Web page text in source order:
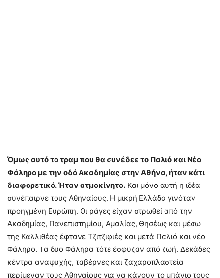
Όμως αυτό το τραμ που θα συνέδεε το Παλιό και Νέο
Φάληρο με την οδό Ακαδημίας στην Αθήνα, ήταν κάτι
διαφορετικό. Ήταν ατμοκίνητο. Και μόνο αυτή η ιδέα
συνέπαιρνε τους Αθηναίους. Η μικρή Ελλάδα γινόταν
προηγμένη Ευρώπη. Οι ράγες είχαν στρωθεί από την
Ακαδημίας, Πανεπιστημίου, Αμαλίας, Θησέως και μέσω
της Καλλιθέας έφτανε Τζιτζιφιές και μετά Παλιό και νέο
Φάληρο. Τα δυο Φάληρα τότε έσφυζαν από ζωή. Δεκάδες
κέντρα αναψυχής, ταβέρνες και ζαχαροπλαστεία
περίμεναν τους Αθηναίους για να κάνουν το μπάνιο τους